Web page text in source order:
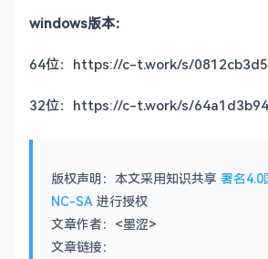
windows版本：
64位：https://c-t.work/s/
32位：https://c-t.work/s/
版权声明：本文采用知识共享 署名4.0
NC-SA 进行授权
文章作者：<墨涩>
文章链接：